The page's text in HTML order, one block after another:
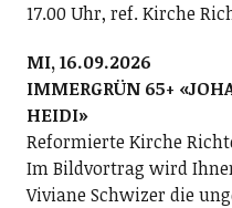
17.00 Uhr, ref. Kirche
MI, 16.09.2026
IMMERGRÜN 65+
HEIDI»
Reformierte Kirche
Im Bildvortrag wird
Viviane Schwizer die